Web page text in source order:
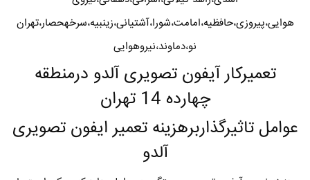
هوایی،پیروزی،حافظیه،امامت،شورا،آشتیانی،زینبیه،سرخهحصار،تهران
نو،دماوند،نیروهوایی
تعمیرکار آیفون تصویری آلدو درمنطقه
چهارده 14 تهران
عوامل تاثیرگذاربرهزینه تعمیر ایفون تصویری
آلدو